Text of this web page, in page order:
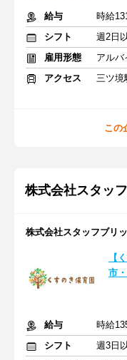
給与
時給
シフト
雇用形態
アルバ
アクセス
三ツ境
この
株式会社スタッ
株式会社スタッフブリ
【
市
給与
時給
シフト
週3日